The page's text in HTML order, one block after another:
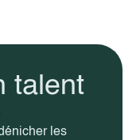
talent
les